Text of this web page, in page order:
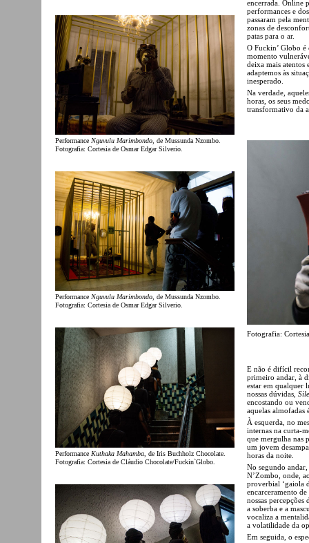
Performance Nguvulu Marimbondo , de Mussunda Nzombo.
Fotografia: Cortesia de Osmar Edgar Silverio.
Performance Nguvulu Marimbondo , de Mussunda Nzombo.
Fotografia: Cortesia de Osmar Edgar Silverio.
Performance Kuthaka Mahamba , de Iris Buchholz Chocolate.
Fotografia: Cortesia de Cláudio Chocolate/Fuckin`Globo.
encerrada. Online
performances e
passaram pela
zonas de
patas para o ar.
O Fuckin’ Globo
momento
deixa mais atentos
adaptemos às
inesperado.
Na verdade,
horas, os seus
transformativo da
Fotografia:
E não é difícil
primeiro andar, à
estar em qualquer
nossas dúvidas,
encostando ou
aquelas almofadas
À esquerda, no
internas na curta-
que mergulha nas
um jovem
horas da noite.
No segundo
N’Zombo, onde,
proverbial ‘gaiola
encarceramento
nossas
a soberba e a
vocaliza a
a volatilidade da
Em seguida, o